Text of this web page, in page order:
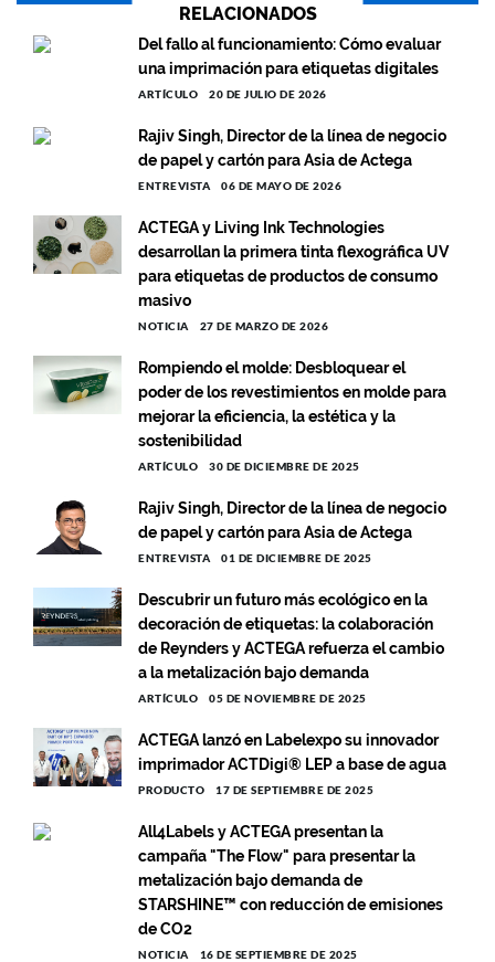
RELACIONADOS
Del fallo al funcionamiento: Cómo evaluar
una imprimación para etiquetas digitales
ARTÍCULO 20 DE JULIO DE 2026
Rajiv Singh, Director de la línea de negocio
de papel y cartón para Asia de Actega
ENTREVISTA 06 DE MAYO DE 2026
ACTEGA y Living Ink Technologies
desarrollan la primera tinta flexográfica UV
para etiquetas de productos de consumo
masivo
NOTICIA 27 DE MARZO DE 2026
Rompiendo el molde: Desbloquear el
poder de los revestimientos en molde para
mejorar la eficiencia, la estética y la
sostenibilidad
ARTÍCULO 30 DE DICIEMBRE DE 2025
Rajiv Singh, Director de la línea de negocio
de papel y cartón para Asia de Actega
ENTREVISTA 01 DE DICIEMBRE DE 2025
Descubrir un futuro más ecológico en la
decoración de etiquetas: la colaboración
de Reynders y ACTEGA refuerza el cambio
a la metalización bajo demanda
ARTÍCULO 05 DE NOVIEMBRE DE 2025
ACTEGA lanzó en Labelexpo su innovador
imprimador ACTDigi® LEP a base de agua
PRODUCTO 17 DE SEPTIEMBRE DE 2025
All4Labels y ACTEGA presentan la
campaña "The Flow" para presentar la
metalización bajo demanda de
STARSHINE™ con reducción de emisiones
de CO2
NOTICIA 16 DE SEPTIEMBRE DE 2025